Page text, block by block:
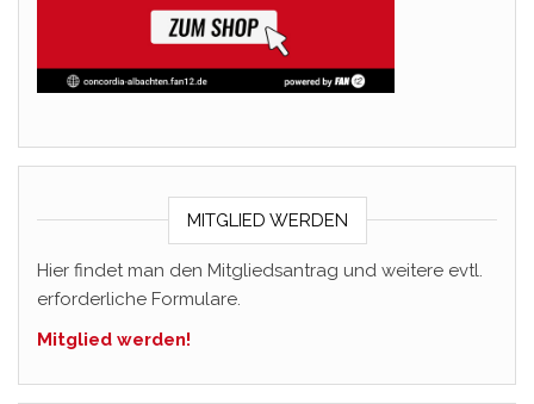
MITGLIED WERDEN
Hier findet man den Mitgliedsantrag und weitere evtl.
erforderliche Formulare.
Mitglied werden!